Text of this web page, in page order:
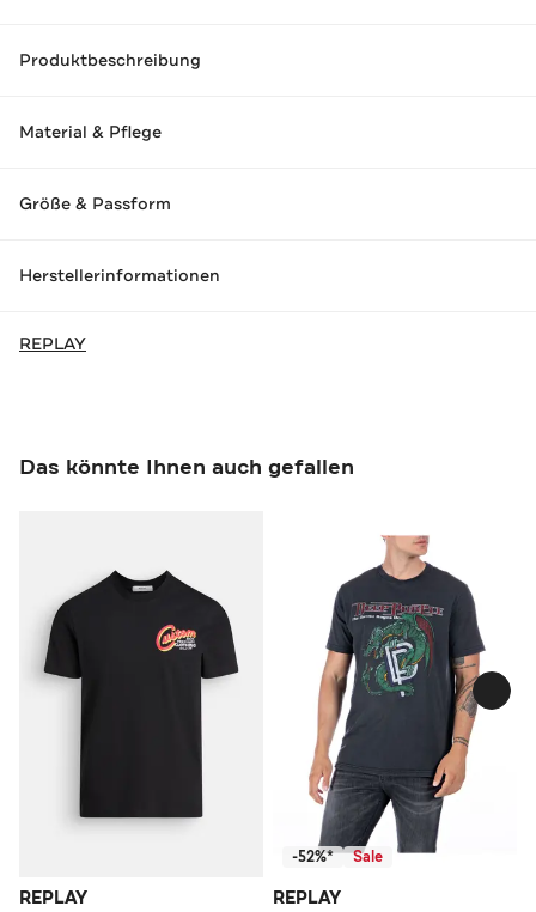
Produktbeschreibung
Material & Pflege
Größe & Passform
Herstellerinformationen
REPLAY
Das könnte Ihnen auch gefallen
REPLAY
-52%* Sale
REPLAY